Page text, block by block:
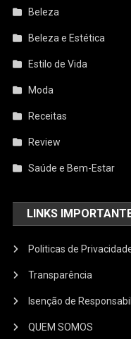
Beleza
Beleza e Estética
Estilo de Vida
Moda
Receitas
Review
Saúde e Bem-Estar
LINKS
Politicas de
Transparência
Isenção de
QUEM SOMOS